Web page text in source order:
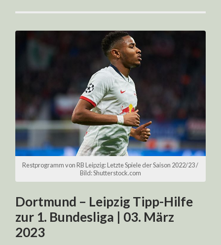
Restprogramm von RB Leipzig: Letzte Spiele der Saison 2022/23 /
Bild: Shutterstock.com
Dortmund – Leipzig Tipp-Hilfe
zur 1. Bundesliga | 03. März
2023